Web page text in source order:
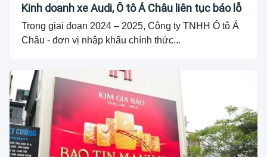
Kinh doanh xe Audi, Ô tô Á Châu liên tục báo lỗ
Trong giai đoạn 2024 – 2025, Công ty TNHH Ô tô Á
Châu - đơn vị nhập khẩu chính thức...